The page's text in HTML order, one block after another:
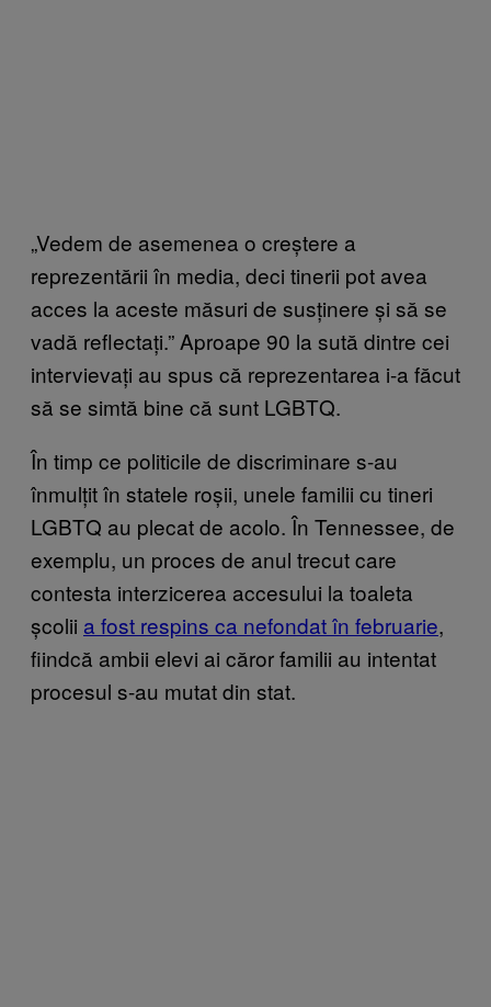
„Vedem de asemenea o creștere a
reprezentării în media, deci tinerii pot avea
acces la aceste măsuri de susținere și să se
vadă reflectați.” Aproape 90 la sută dintre cei
intervievați au spus că reprezentarea i-a făcut
să se simtă bine că sunt LGBTQ.
În timp ce politicile de discriminare s-au
înmulțit în statele roșii, unele familii cu tineri
LGBTQ au plecat de acolo. În Tennessee, de
exemplu, un proces de anul trecut care
contesta interzicerea accesului la toaleta
școlii a fost respins ca nefondat în februarie,
fiindcă ambii elevi ai căror familii au intentat
procesul s-au mutat din stat.